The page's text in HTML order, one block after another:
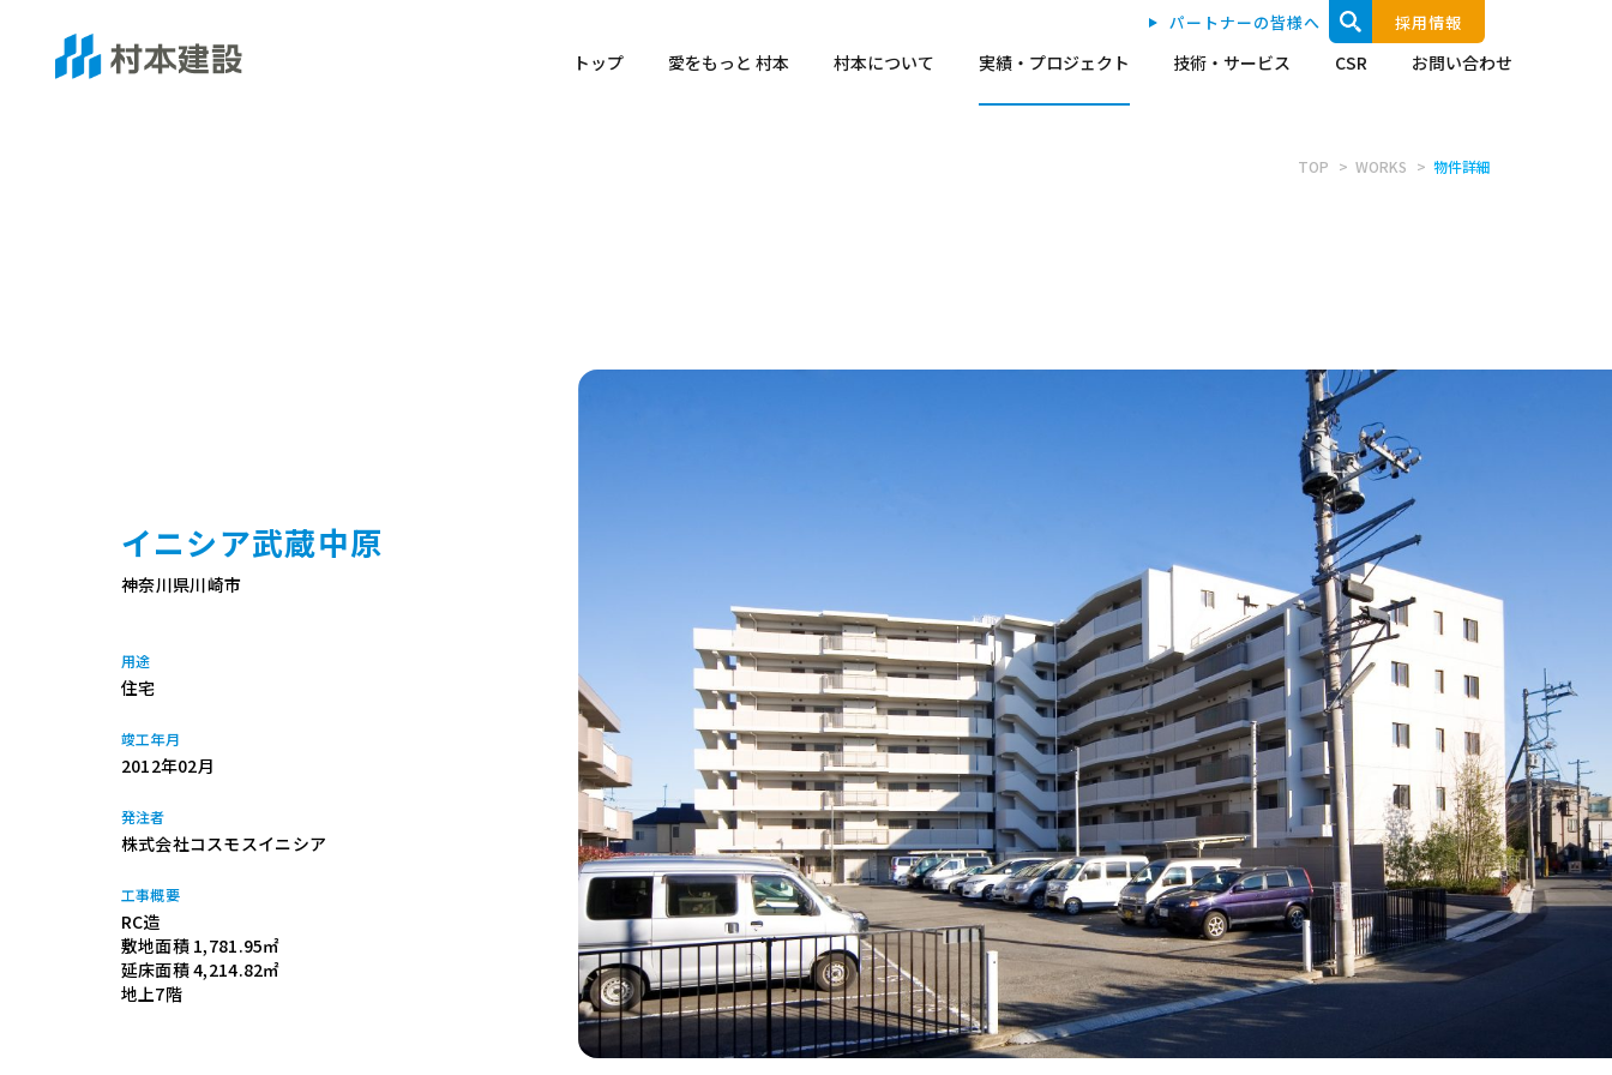
トップ 愛をもっと 村本 村本について 実績・プロジェクト 技術・サービス CSR お問い合わせ
パートナーの皆様へ 採用情報
TOP WORKS 物件詳細
イニシア武蔵中原
神奈川県川崎市
用途
住宅
竣工年月
2012年02月
発注者
株式会社コスモスイニシア
工事概要
RC造
敷地面積 1,781.95㎡
延床面積 4,214.82㎡
地上7階